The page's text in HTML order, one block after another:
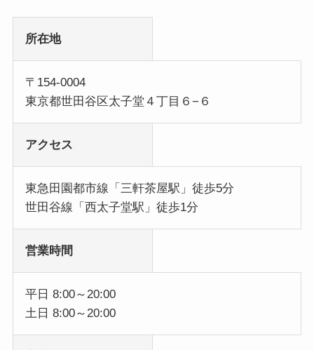
所在地
〒154-0004
東京都世田谷区太子堂４丁目６−６
アクセス
東急田園都市線「三軒茶屋駅」徒歩5分
世田谷線「西太子堂駅」徒歩1分
営業時間
平日 8:00～20:00
土日 8:00～20:00